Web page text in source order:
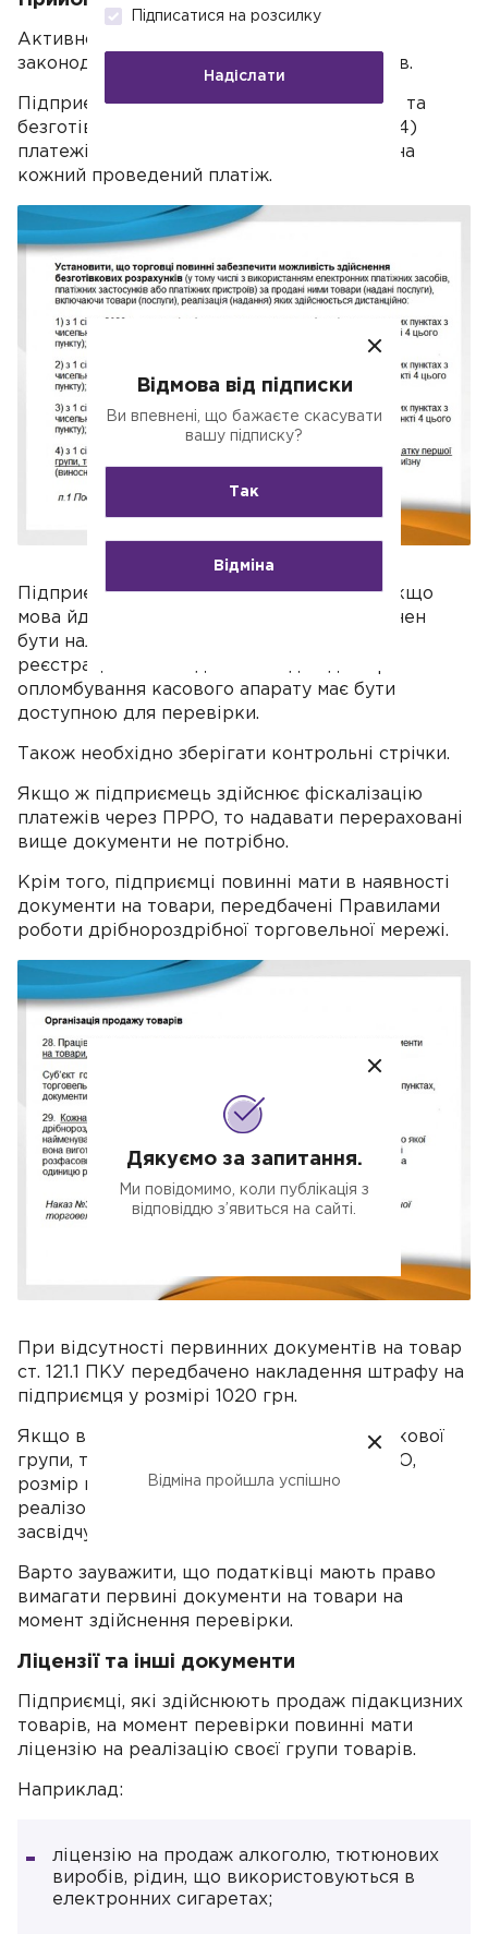
Активно перевіряється дотримання
законодавства щодо фіскалізації платежів.
Підприємець повинен приймати готівкові та
безготівкові (згідно Постанови КМУ №894)
платежі і видавати покупцю/клієнту чек на
кожний проведений платіж.
Підприємці повинні матиРРОчиПРРО. Якщо
мова йде про класичний РРО, то він повинен
бути належним чином зареєстрований, а
реєстраційне посвідчення та довідка про
опломбування касового апарату має бути
доступною для перевірки.
Також необхідно зберігати контрольні стрічки.
Якщо ж підприємець здійснює фіскалізацію
платежів через ПРРО, то надавати перераховані
вище документи не потрібно.
Крім того, підприємці повинні мати в наявності
документи на товари, передбачені Правилами
роботи дрібнороздрібної торговельної мережі.
При відсутності первинних документів на товар
ст. 121.1 ПКУ передбачено накладення штрафу на
підприємця у розмірі 1020 грн.
Якщо відсутні документи на товари ризикової
групи, то відповідно ст. 20 Закону про РРО,
розмір штрафу буде становити вартість
реалізованих товарів без документів, які
засвідчують їх походження.
Варто зауважити, що податківці мають право
вимагати первині документи на товари на
момент здійснення перевірки.
Ліцензії та інші документи
Підприємці, які здійснюють продаж підакцизних
товарів, на момент перевірки повинні мати
ліцензію на реалізацію своєї групи товарів.
Наприклад:
ліцензію на продаж алкоголю, тютюнових
виробів, рідин, що використовуються в
електронних сигаретах;
Підписатися на розсилку
Надіслати
Дякуємо за запитання.
Ми повідомимо, коли публікація з
відповіддю з’явиться на сайті.
Відмова від підписки
Ви впевнені, що бажаєте скасувати
вашу підписку?
Так
Відміна
Відміна пройшла успішно